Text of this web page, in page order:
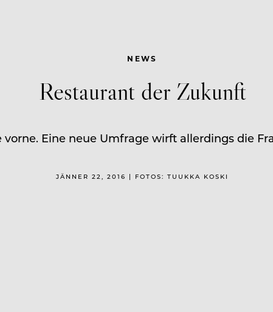
NEWS
Restaurant der Zukunft
Eine neue Umfrage wirft allerdings die
JÄNNER 22, 2016 | FOTOS: TUUKKA KOSKI